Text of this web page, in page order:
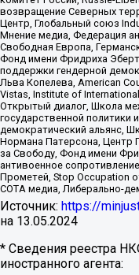
возвращение Северных
Центр, Глобальный союз
Мнение медиа, Федерация
Свободная Европа,
Фонд имени Фридриха
поддержки гендерной
Льва Копелева, American
Vistas, Institute of
Открытый диалог, Школа
государственной политики
демократический альянс,
Нормана Патерсона, Центр
за Свободу, Фонд имени
антивоенное
Прометей, Stop Occupation
СОТА медиа, Либерально-
Источник: https://
на 13.05.2024
* Сведения реестра
иностранного агента: